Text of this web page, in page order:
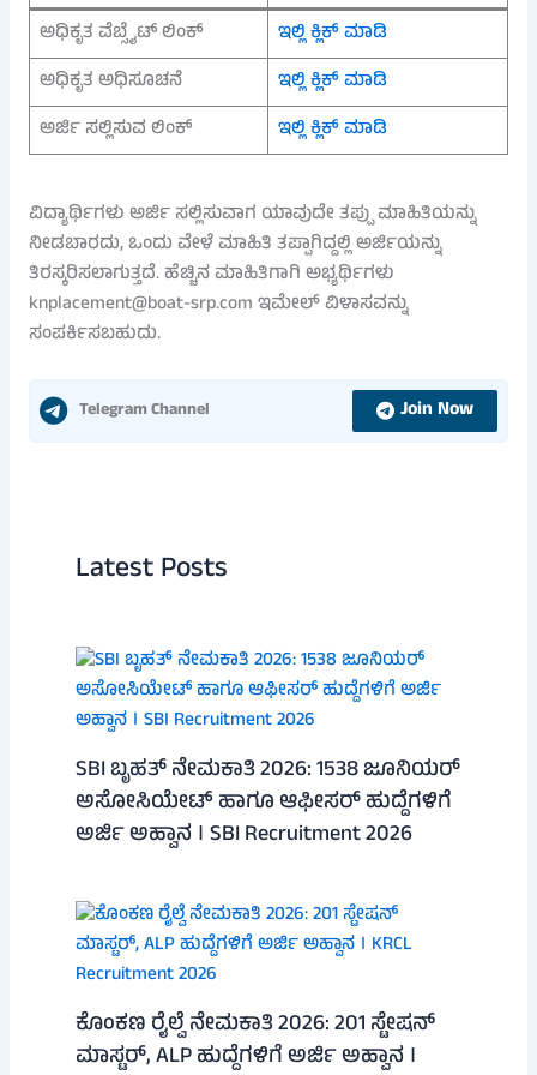
ಅಧಿಕೃತ ವೆಬ್ಸೈಟ್ ಲಿಂಕ್
ಇಲ್ಲಿ ಕ್ಲಿಕ್ ಮಾಡಿ
ಅಧಿಕೃತ ಅಧಿಸೂಚನೆ
ಇಲ್ಲಿ ಕ್ಲಿಕ್ ಮಾಡಿ
ಅರ್ಜಿ ಸಲ್ಲಿಸುವ ಲಿಂಕ್
ಇಲ್ಲಿ ಕ್ಲಿಕ್ ಮಾಡಿ
ವಿದ್ಯಾರ್ಥಿಗಳು ಅರ್ಜಿ ಸಲ್ಲಿಸುವಾಗ ಯಾವುದೇ ತಪ್ಪು ಮಾಹಿತಿಯನ್ನು
ನೀಡಬಾರದು, ಒಂದು ವೇಳೆ ಮಾಹಿತಿ ತಪ್ಪಾಗಿದ್ದಲ್ಲಿ ಅರ್ಜಿಯನ್ನು
ತಿರಸ್ಕರಿಸಲಾಗುತ್ತದೆ. ಹೆಚ್ಚಿನ ಮಾಹಿತಿಗಾಗಿ ಅಭ್ಯರ್ಥಿಗಳು
knplacement@boat-srp.com ಇಮೇಲ್ ವಿಳಾಸವನ್ನು
ಸಂಪರ್ಕಿಸಬಹುದು.
Telegram Channel Join Now
Latest Posts
SBI ಬೃಹತ್ ನೇಮಕಾತಿ 2026: 1538 ಜೂನಿಯರ್
ಅಸೋಸಿಯೇಟ್ ಹಾಗೂ ಆಫೀಸರ್ ಹುದ್ದೆಗಳಿಗೆ
ಅರ್ಜಿ ಅಹ್ವಾನ । SBI Recruitment 2026
ಕೊಂಕಣ ರೈಲ್ವೆ ನೇಮಕಾತಿ 2026: 201 ಸ್ಟೇಷನ್
ಮಾಸ್ಟರ್, ALP ಹುದ್ದೆಗಳಿಗೆ ಅರ್ಜಿ ಅಹ್ವಾನ ।